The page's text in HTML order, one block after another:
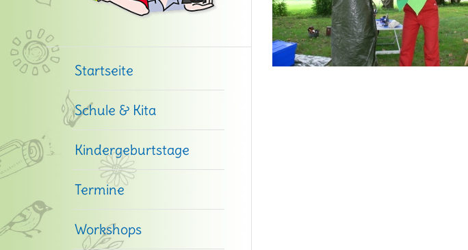
Startseite
Schule & Kita
Kindergeburtstage
Termine
Workshops